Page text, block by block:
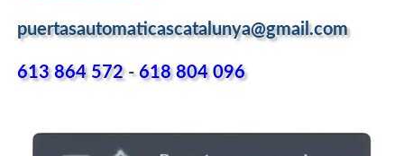
puertasautomaticascatalunya@gmail.com
613 864 572-618 804 096